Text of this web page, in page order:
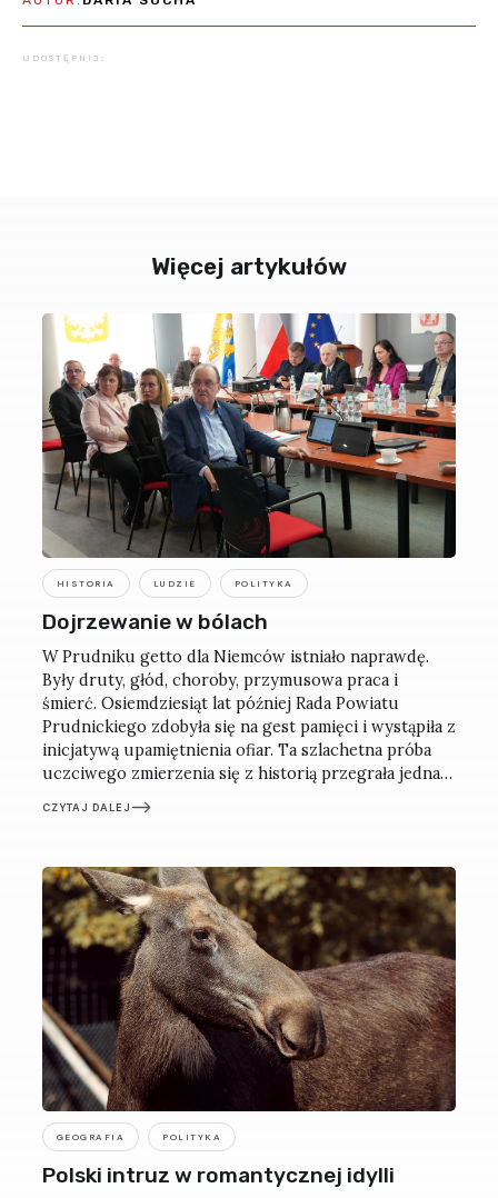
UDOSTĘPNIJ:
Więcej artykułów
HISTORIA LUDZIE POLITYKA
Dojrzewanie w bólach
W Prudniku getto dla Niemców istniało naprawdę.
Były druty, głód, choroby, przymusowa praca i
śmierć. Osiemdziesiąt lat później Rada Powiatu
Prudnickiego zdobyła się na gest pamięci i wystąpiła z
inicjatywą upamiętnienia ofiar. Ta szlachetna próba
uczciwego zmierzenia się z historią przegrała jednak
z lokalną zaściankowością.
CZYTAJ DALEJ
GEOGRAFIA POLITYKA
Polski intruz w romantycznej idylli